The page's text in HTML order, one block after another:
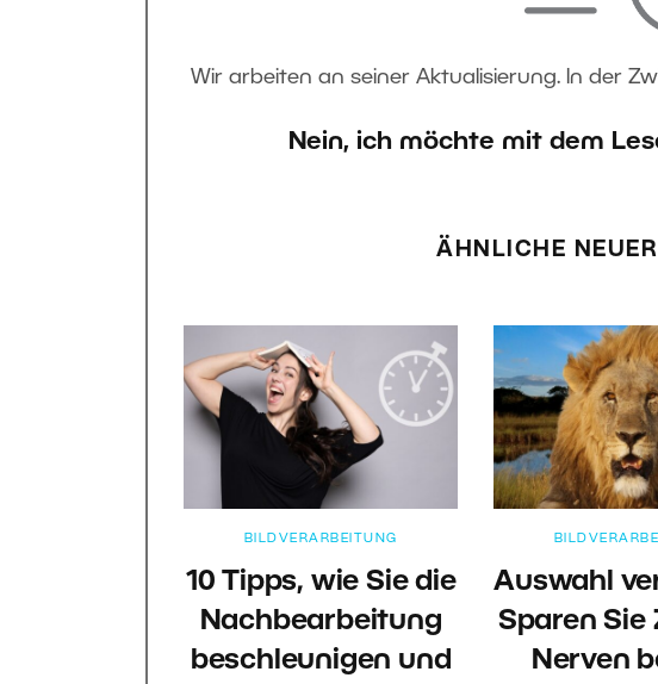
Wir arbeiten an seiner Aktualisierung. In der
Nein, ich möchte mit dem
ÄHNLICHE
BILDVERARBEITUNG
10 Tipps, wie Sie die
Nachbearbeitung
beschleunigen und
Auswahl
Sparen Sie
Nerven